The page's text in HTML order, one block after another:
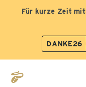
Für kurze Zeit
DANKE26